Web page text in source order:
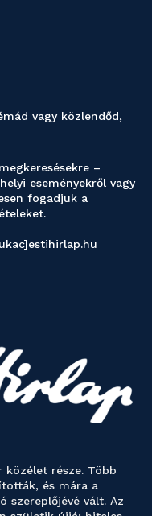
vagy közlendőd,
–
eseményekről vagy
fogadjuk a
közélet része. Több
és mára a
szereplőjévé vált. Az